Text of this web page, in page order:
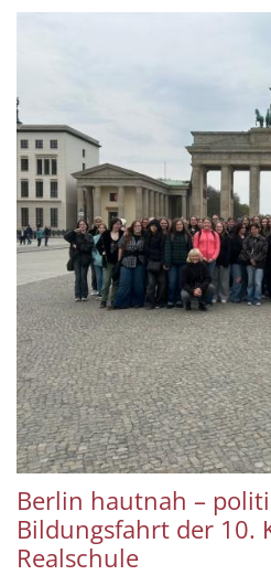
Berlin hautnah –
Bildungsfahrt der 10.
Realschule